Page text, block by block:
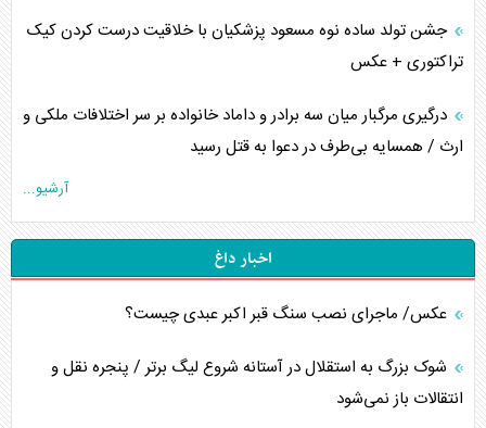
جشن تولد ساده نوه مسعود پزشکیان با خلاقیت درست کردن کیک
تراکتوری + عکس
درگیری مرگبار میان سه برادر و داماد خانواده بر سر اختلافات ملکی و
ارث / همسایه بی‌طرف در دعوا به قتل رسید
آرشیو...
اخبار داغ
عکس/ ماجرای نصب سنگ قبر اکبر عبدی چیست؟
شوک بزرگ به استقلال در آستانه شروع لیگ برتر / پنجره نقل و
انتقالات باز نمی‌شود